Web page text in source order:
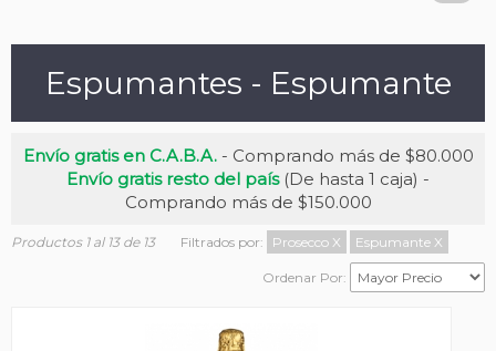
Espumantes - Espumante
Envío gratis en C.A.B.A.- Comprando más de $80.000
Envío gratis resto del país(De hasta 1 caja) -
Comprando más de $150.000
Productos 1 al 13 de 13 Filtrados por: Prosecco X Espumante X
Ordenar Por: